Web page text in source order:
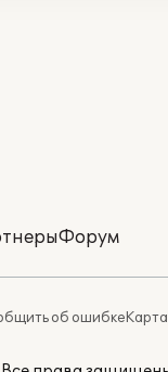
Форум
об ошибке